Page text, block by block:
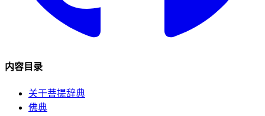
内容目录
关于菩提辞典
佛典